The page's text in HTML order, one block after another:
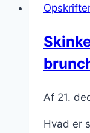
Af 21.
Hvad er